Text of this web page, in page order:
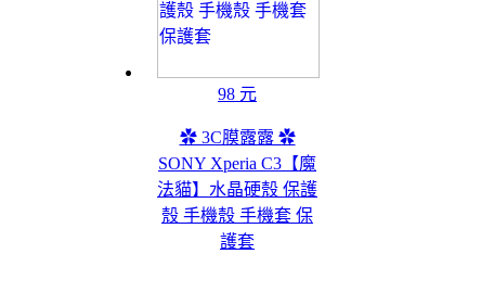
98 元
✿ 3C膜露露 ✿
SONY Xperia C3【魔
法貓】水晶硬殼 保護
殼 手機殼 手機套 保
護套